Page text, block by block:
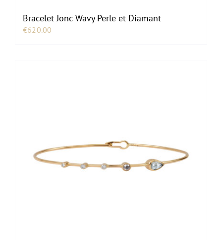
Bracelet Jonc Wavy Perle et Diamant
€620.00